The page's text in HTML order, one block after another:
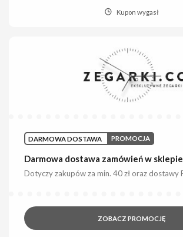
Kupon wygasł
DARMOWA DOSTAWA PROMOCJA
Darmowa dostawa zamówień w
Dotyczy zakupów za min. 40 zł oraz dostawy
ZOBACZ PROMOCJĘ